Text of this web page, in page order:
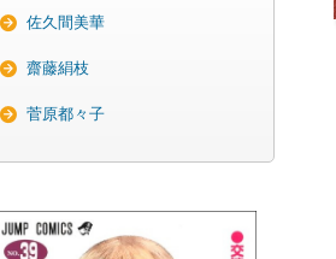
佐久間美華
齋藤絹枝
菅原都々子